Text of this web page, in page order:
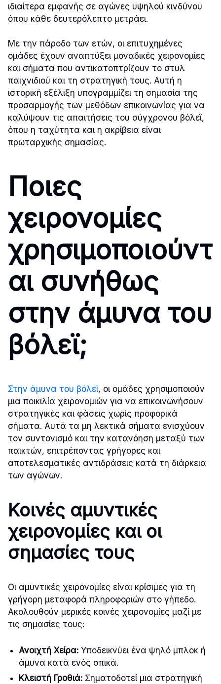
ιδιαίτερα εμφανής σε αγώνες υψηλού κινδύνου
όπου κάθε δευτερόλεπτο μετράει.
Με την πάροδο των ετών, οι επιτυχημένες
ομάδες έχουν αναπτύξει μοναδικές χειρονομίες
και σήματα που αντικατοπτρίζουν το στυλ
παιχνιδιού και τη στρατηγική τους. Αυτή η
ιστορική εξέλιξη υπογραμμίζει τη σημασία της
προσαρμογής των μεθόδων επικοινωνίας για να
καλύψουν τις απαιτήσεις του σύγχρονου βόλεϊ,
όπου η ταχύτητα και η ακρίβεια είναι
πρωταρχικής σημασίας.
Ποιες
χειρονομίες
χρησιμοποιούντ
αι συνήθως
στην άμυνα του
βόλεϊ;
Στην άμυνα του βόλεϊ, οι ομάδες χρησιμοποιούν
μια ποικιλία χειρονομιών για να επικοινωνήσουν
στρατηγικές και φάσεις χωρίς προφορικά
σήματα. Αυτά τα μη λεκτικά σήματα ενισχύουν
τον συντονισμό και την κατανόηση μεταξύ των
παικτών, επιτρέποντας γρήγορες και
αποτελεσματικές αντιδράσεις κατά τη διάρκεια
των αγώνων.
Κοινές αμυντικές
χειρονομίες και οι
σημασίες τους
Οι αμυντικές χειρονομίες είναι κρίσιμες για τη
γρήγορη μεταφορά πληροφοριών στο γήπεδο.
Ακολουθούν μερικές κοινές χειρονομίες μαζί με
τις σημασίες τους:
Ανοιχτή Χείρα: Υποδεικνύει ένα ψηλό μπλοκ ή
άμυνα κατά ενός σπικά.
Κλειστή Γροθιά: Σηματοδοτεί μια στρατηγική